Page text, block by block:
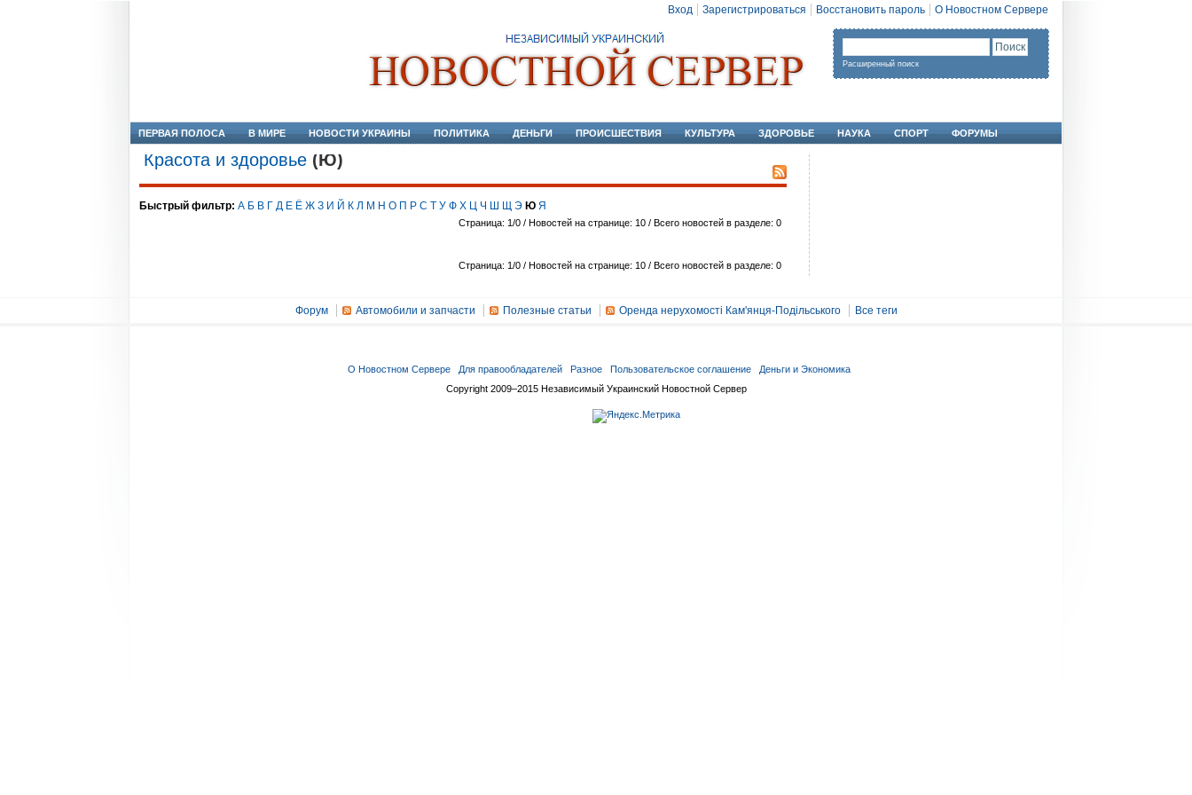
Вход Зарегистрироваться Восстановить пароль О Новостном Сервере
Расширенный поиск
ПЕРВАЯ ПОЛОСА В МИРЕ НОВОСТИ УКРАИНЫ ПОЛИТИКА ДЕНЬГИ ПРОИСШЕСТВИЯ КУЛЬТУРА ЗДОРОВЬЕ НАУКА СПОРТ ФОРУМЫ
Красота и здоровье (Ю)
Быстрый фильтр: А Б В Г Д Е Ё Ж З И Й К Л М Н О П Р С Т У Ф Х Ц Ч Ш Щ Э Ю Я
Страница: 1/0 / Новостей на странице: 10 / Всего новостей в разделе: 0
Страница: 1/0 / Новостей на странице: 10 / Всего новостей в разделе: 0
Форум Автомобили и запчасти Полезные статьи Оренда нерухомості Кам'янця-Подільського Все теги
О Новостном Сервере Для правообладателей Разное Пользовательское соглашение
Деньги и Экономика
Copyright 2009–2015 Независимый Украинский Новостной Сервер